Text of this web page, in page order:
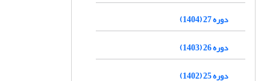
دوره 27 (1404)
دوره 26 (1403)
دوره 25 (1402)